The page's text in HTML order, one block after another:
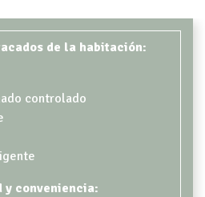
de la habitación:
controlado
y conveniencia: